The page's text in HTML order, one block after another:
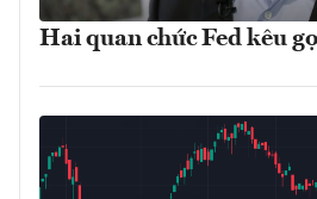
Hai quan chức Fed kêu